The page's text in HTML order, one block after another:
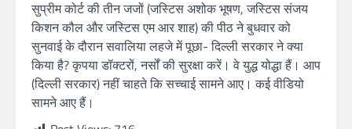
सुप्रीम कोर्ट की तीन जजों (जस्टिस अशोक भूषण, जस्टिस संजय
किशन कौल और जस्टिस एम आर शाह) की पीठ ने बुधवार को
सुनवाई के दौरान सवालिया लहजे में पूछा- दिल्ली सरकार ने क्या
किया है? कृपया डॉक्टरों, नर्सों की सुरक्षा करें। वे युद्ध योद्धा हैं। आप
(दिल्ली सरकार) नहीं चाहते कि सच्चाई सामने आए। कई वीडियो
सामने आए हैं।